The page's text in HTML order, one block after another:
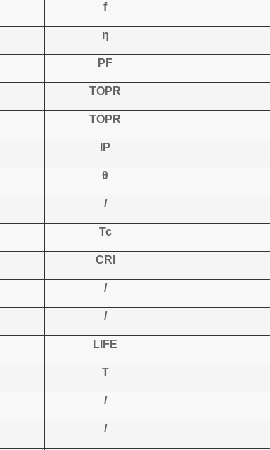
f
η
PF
TOPR
TOPR
IP
θ
/
Tc
CRI
/
/
LIFE
T
/
/